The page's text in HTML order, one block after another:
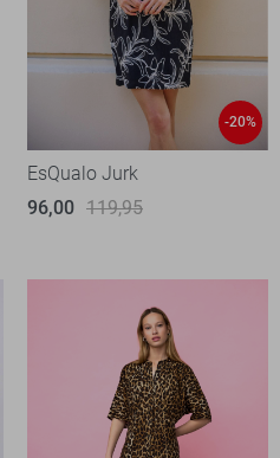
-20%
EsQualo Jurk
96,00 119,95